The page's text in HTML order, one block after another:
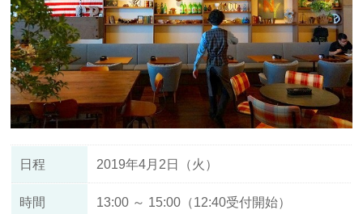
日程 2019年4月2日（火）
時間 13:00 ～ 15:00（12:40受付開始）